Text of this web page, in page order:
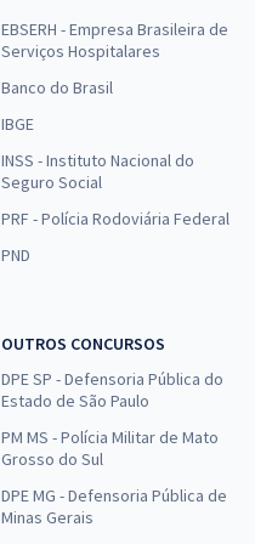
EBSERH - Empresa Brasileira de
Serviços Hospitalares
Banco do Brasil
IBGE
INSS - Instituto Nacional do
Seguro Social
PRF - Polícia Rodoviária Federal
PND
OUTROS CONCURSOS
DPE SP - Defensoria Pública do
Estado de São Paulo
PM MS - Polícia Militar de Mato
Grosso do Sul
DPE MG - Defensoria Pública de
Minas Gerais